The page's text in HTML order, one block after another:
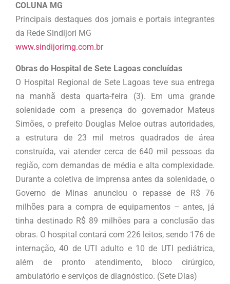
COLUNA MG
Principais destaques dos jornais e portais integrantes
da Rede Sindijori MG
www.sindijorimg.com.br
Obras do Hospital de Sete Lagoas concluídas
O Hospital Regional de Sete Lagoas teve sua entrega
na manhã desta quarta-feira (3). Em uma grande
solenidade com a presença do governador Mateus
Simões, o prefeito Douglas Meloe outras autoridades,
a estrutura de 23 mil metros quadrados de área
construída, vai atender cerca de 640 mil pessoas da
região, com demandas de média e alta complexidade.
Durante a coletiva de imprensa antes da solenidade, o
Governo de Minas anunciou o repasse de R$ 76
milhões para a compra de equipamentos – antes, já
tinha destinado R$ 89 milhões para a conclusão das
obras. O hospital contará com 226 leitos, sendo 176 de
internação, 40 de UTI adulto e 10 de UTI pediátrica,
além de pronto atendimento, bloco cirúrgico,
ambulatório e serviços de diagnóstico. (Sete Dias)